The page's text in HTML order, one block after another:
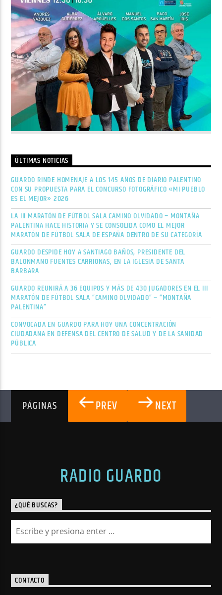
ÚLTIMAS NOTICIAS
GUARDO RINDE HOMENAJE A LOS 145 AÑOS DE DIARIO PALENTINO
CON SU PROPUESTA PARA EL CONCURSO FOTOGRÁFICO «MI PUEBLO
ES EL MEJOR» 2026
LA III MARATÓN DE FÚTBOL SALA CAMINO OLVIDADO – MONTAÑA
PALENTINA HACE HISTORIA Y SE CONSOLIDA COMO EL MEJOR
MARATÓN DE FÚTBOL SALA DE ESPAÑA DENTRO DE SU CATEGORÍA
GUARDO DESPIDE HOY A SANTIAGO BAÑOS, PRESIDENTE DEL
BALONMANO FUENTES CARRIONAS, EN LA IGLESIA DE SANTA
BÁRBARA
GUARDO REUNIRÁ A 36 EQUIPOS Y MÁS DE 430 JUGADORES EN EL III
MARATÓN DE FÚTBOL SALA “CAMINO OLVIDADO” – “MONTAÑA
PALENTINA”
CONVOCADA EN GUARDO PARA HOY UNA CONCENTRACIÓN
CIUDADANA EN DEFENSA DEL CENTRO DE SALUD Y DE LA SANIDAD
PÚBLICA
PÁGINAS PREV NEXT
RADIO GUARDO
¿QUÉ BUSCAS?
CONTACTO